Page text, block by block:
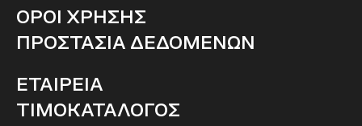
ΟΡΟΙ ΧΡΗΣΗΣ
ΠΡΟΣΤΑΣΙΑ ΔΕΔΟΜΕΝΩΝ
ΕΤΑΙΡΕΙΑ
ΤΙΜΟΚΑΤΑΛΟΓΟΣ